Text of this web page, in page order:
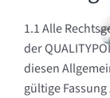
1.1 Alle
der
diesen
gültige